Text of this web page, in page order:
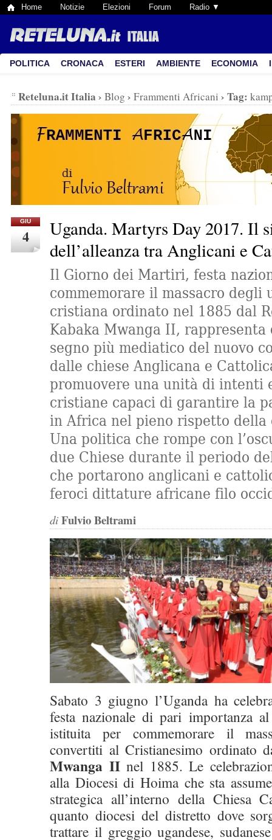
Home Notizie Elezioni Forum Radio ▼
POLITICA CRONACA ESTERI AMBIENTE ECONOMIA
Reteluna.it Italia › Blog › Frammenti Africani › Tag:
GIU
4
Uganda. Martyrs Day 2017. Il
dell’alleanza tra Anglicani e
Il Giorno dei Martiri, festa
commemorare il massacro degli
cristiana ordinato nel 1885 dal
Kabaka Mwanga II, rappresenta
segno più mediatico del nuovo
dalle chiese Anglicana e
promuovere una unità di intenti
cristiane capaci di garantire la
in Africa nel pieno rispetto della
Una politica che rompe con
due Chiese durante il periodo
che portarono anglicani e
feroci dittature africane filo
di Fulvio Beltrami
Sabato 3 giugno l’Uganda ha
festa nazionale di pari importanza
istituita per commemorare il
convertiti al Cristianesimo ordinato
Mwanga IInel 1885. Le
alla Diocesi di Hoima che sta
strategica all’interno della Chiesa
quanto diocesi del distretto dove
trattare il greggio ugandese,